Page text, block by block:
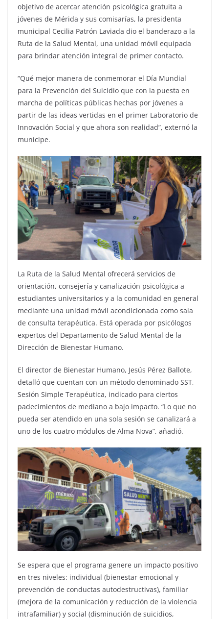
objetivo de acercar atención psicológica gratuita a
jóvenes de Mérida y sus comisarías, la presidenta
municipal Cecilia Patrón Laviada dio el banderazo a la
Ruta de la Salud Mental, una unidad móvil equipada
para brindar atención integral de primer contacto.
“Qué mejor manera de conmemorar el Día Mundial
para la Prevención del Suicidio que con la puesta en
marcha de políticas públicas hechas por jóvenes a
partir de las ideas vertidas en el primer Laboratorio de
Innovación Social y que ahora son realidad”, externó la
munícipe.
La Ruta de la Salud Mental ofrecerá servicios de
orientación, consejería y canalización psicológica a
estudiantes universitarios y a la comunidad en general
mediante una unidad móvil acondicionada como sala
de consulta terapéutica. Está operada por psicólogos
expertos del Departamento de Salud Mental de la
Dirección de Bienestar Humano.
El director de Bienestar Humano, Jesús Pérez Ballote,
detalló que cuentan con un método denominado SST,
Sesión Simple Terapéutica, indicado para ciertos
padecimientos de mediano a bajo impacto. “Lo que no
pueda ser atendido en una sola sesión se canalizará a
uno de los cuatro módulos de Alma Nova”, añadió.
Se espera que el programa genere un impacto positivo
en tres niveles: individual (bienestar emocional y
prevención de conductas autodestructivas), familiar
(mejora de la comunicación y reducción de la violencia
intrafamiliar) y social (disminución de suicidios,